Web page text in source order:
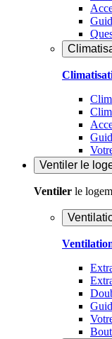
Ventiler le
Ventiler le